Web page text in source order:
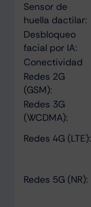
Sensor de
huella dactilar:
Desbloqueo
facial por IA:
Conectividad
Redes 2G
(GSM):
Redes 3G
(WCDMA):
Redes 4G (LTE):
Redes 5G (NR):